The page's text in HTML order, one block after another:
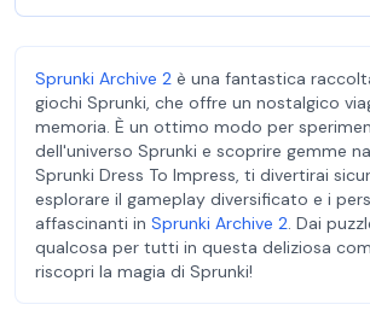
Sprunki Archive 2 è una fantastica
giochi Sprunki, che offre un nostalgico
memoria. È un ottimo modo per
dell'universo Sprunki e scoprire gemme
Sprunki Dress To Impress, ti divertirai
esplorare il gameplay diversificato e i
affascinanti in Sprunki Archive 2. Dai
qualcosa per tutti in questa deliziosa
riscopri la magia di Sprunki!